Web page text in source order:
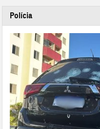
Polícia